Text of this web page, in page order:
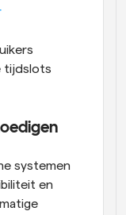
tijdslots
systemen
en